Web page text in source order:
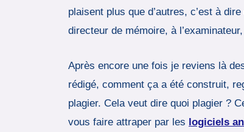
plaisent plus que d’autres, c’est à
directeur de mémoire, à
Après encore une fois je reviens là
rédigé, comment ça a été construit,
plagier. Cela veut dire quoi plagier ?
vous faire attraper par les logiciels